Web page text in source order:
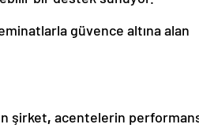
güvence altına alan
şirket, acentelerin